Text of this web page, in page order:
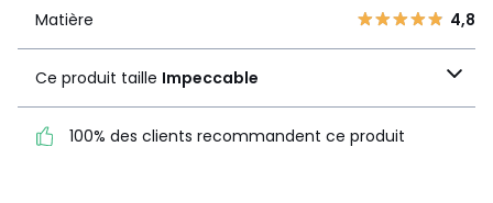
1
4,8
Impeccable
100% des clients
Matière 4,8
Ce produit taille Impeccable
100% des clients recommandent ce produit